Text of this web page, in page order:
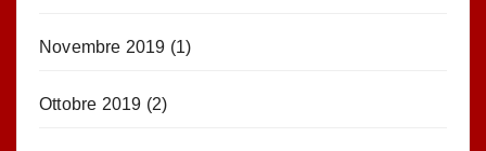
Novembre 2019 (1)
Ottobre 2019 (2)